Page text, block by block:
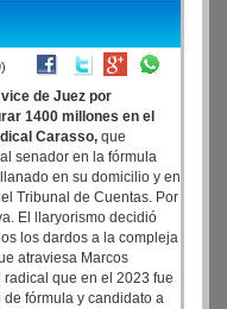
una compañía que
Revee y Pro Enter,
vice de Juez por
1400 millones en el
Carasso, que
senador en la fórmula
en su domicilio y en
Tribunal de Cuentas. Por
El llaryorismo decidió
los dardos a la compleja
atraviesa Marcos
radical que en el 2023 fue
de fórmula y candidato a